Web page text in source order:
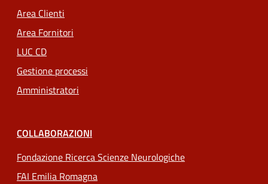
Area Clienti
Area Fornitori
LUC CD
Gestione processi
Amministratori
COLLABORAZIONI
Fondazione Ricerca Scienze Neurologiche
FAI Emilia Romagna